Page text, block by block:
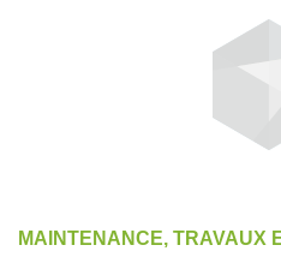
MAINTENANCE, TRAVAUX